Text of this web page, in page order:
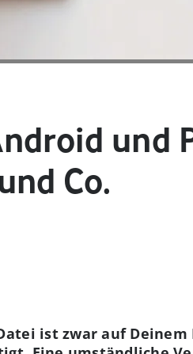
und
Co.
ist zwar auf Deinem